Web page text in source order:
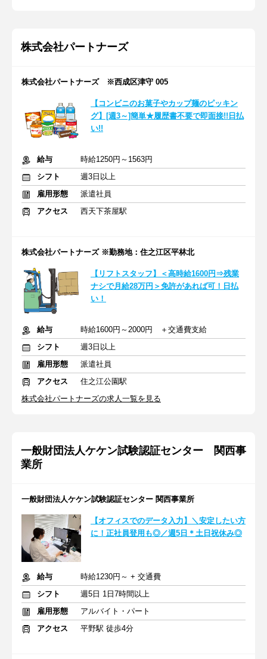
株式会社パートナーズ
株式会社パートナーズ ※西成区津守 005
【コンビニのお菓子やカップ麺のピッキン
グ】[週3～]簡単★履歴書不要で即面接!!日払
い!!
給与
時給1250円～1563円
シフト
週3日以上
雇用形態
派遣社員
アクセス
西天下茶屋駅
株式会社パートナーズ ※勤務地：住之江区平林北
【リフトスタッフ】＜高時給1600円⇒残業
ナシで月給28万円＞免許があれば可！日払
い！
給与
時給1600円～2000円 ＋交通費支給
シフト
週3日以上
雇用形態
派遣社員
アクセス
住之江公園駅
株式会社パートナーズの求人一覧を見る
一般財団法人ケケン試験認証センター 関西事
業所
一般財団法人ケケン試験認証センター 関西事業所
【オフィスでのデータ入力】＼安定したい方
に！正社員登用も◎／週5日＊土日祝休み◎
給与
時給1230円～ + 交通費
シフト
週5日 1日7時間以上
雇用形態
アルバイト・パート
アクセス
平野駅 徒歩4分